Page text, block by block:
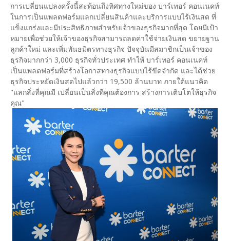
การเปลี่ยนแปลงครั้งนี้สะท้อนถึงทิศทางใหม่ของ บาร์เทอร์ คอนเนคท์
ในการเป็นแพลตฟอร์มแลกเปลี่ยนสินค้าและบริการแบบไร้เงินสด ที่
แข็งแกร่งและมีประสิทธิภาพสำหรับเจ้าของธุรกิจมากที่สุด โดยมีเป้า
หมายเพื่อช่วยให้เจ้าของธุรกิจสามารถลดค่าใช้จ่ายเงินสด ขยายฐาน
ลูกค้าใหม่ และเพิ่มพันธมิตรทางธุรกิจ ปัจจุบันมีสมาชิกเป็นเจ้าของ
ธุรกิจมากกว่า 3,000 ธุรกิจทั่วประเทศ ทำให้ บาร์เทอร์ คอนเนคท์
เป็นแพลตฟอร์มที่สร้างโอกาสทางธุรกิจแบบไร้ขีดจำกัด และได้ช่วย
ธุรกิจประหยัดเงินสดไปแล้วกว่า 19,500 ล้านบาท ภายใต้แนวคิด
"แลกสิ่งที่คุณมี เปลี่ยนเป็นสิ่งทีคุณต้องการ สร้างการเติบโตให้ธุรกิจ
คุณ"